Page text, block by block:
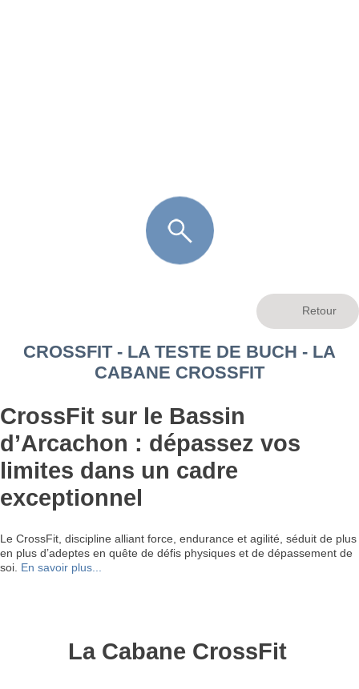
CROSSFIT - LA TESTE DE BUCH - LA
CABANE CROSSFIT
CrossFit sur le Bassin
d’Arcachon : dépassez vos
limites dans un cadre
exceptionnel
Le CrossFit, discipline alliant force, endurance et agilité, séduit de plus
en plus d’adeptes en quête de défis physiques et de dépassement de
soi. En savoir plus...
La Cabane CrossFit